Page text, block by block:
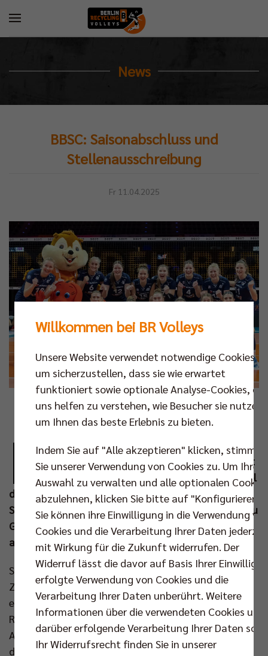
News
BBSC: Saisonabschluss und
Stellenausschreibung
Fr 11.04.2025
Foto: Frank Ziegenrücker
D
ie Frauenmannschaft des Berlin
Brandenburger Sportclubs (BBSC) bestreitet
an diesem Wochenende ihr letztes Heimspiel
der Saison. Mit den BayerVolleys Leverkusen ist am
Samstag (12. Apr um 18.00 Uhr) der Tabellendritte zu
Gast. Dazu gibt es Neuigkeiten rund um den
ambitionierten Zweitligisten.
Sportlich besteht für den BBSC noch ein Saisonziel.
Zwei Spieltage vor Schluss rangiert man auf dem
elften Rang und hat vor sich den TV Dingolfing in
Reichweite (einen Punkt Rückstand). Im letzten
Auftritt in der Sporthalle Hämmerlingstraße hätte
das Team um Kapitänin Annika Völker, die sich nach
Willkommen bei BR Volleys
Unsere Website verwendet notwendige Cookies,
um sicherzustellen, dass sie wie erwartet
funktioniert sowie optionale Analyse-Cookies, die
uns helfen zu verstehen, wie Besucher sie nutzen,
um Ihnen das beste Erlebnis zu bieten.
Indem Sie auf "Alle akzeptieren" klicken, stimmen
Sie unserer Verwendung von Cookies zu. Um Ihre
Auswahl zu verwalten und alle optionalen Cookies
abzulehnen, klicken Sie bitte auf "Konfigurieren".
Sie können ihre Einwilligung in die Verwendung
Cookies und die Verarbeitung Ihrer Daten
mit Wirkung für die Zukunft widerrufen. Der
Widerruf lässt die davor auf Basis Ihrer
erfolgte Verwendung von Cookies und die
Verarbeitung Ihrer Daten unberührt. Weitere
Informationen über die verwendeten Cookies und
darüber erfolgende Verarbeitung Ihrer Daten
Ihr Widerrufsrecht finden Sie in unserer